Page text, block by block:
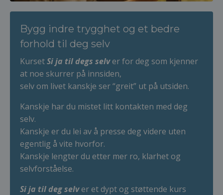
Bygg indre trygghet og et bedre
forhold til deg selv
KursetSi ja til degs selv er for deg som kjenner
at noe skurrer på innsiden,
selv om livet kanskje ser “greit” ut på utsiden.
Kanskje har du mistet litt kontakten med deg
selv.
Kanskje er du lei av å presse deg videre uten
egentlig å vite hvorfor.
Kanskje lengter du etter mer ro, klarhet og
selvforståelse.
Si ja til deg selver et dypt og støttende kurs